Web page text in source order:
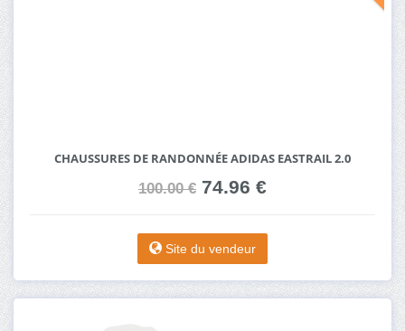
CHAUSSURES DE RANDONNÉE ADIDAS EASTRAIL 2.0
100.00 € 74.96 €
Site du vendeur